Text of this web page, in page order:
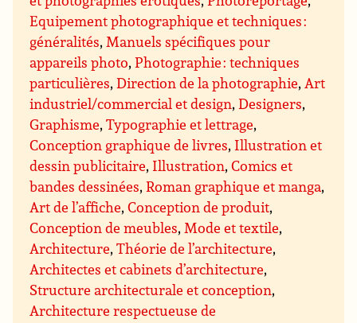
Equipement photographique et techniques :
généralités,Manuels spécifiques pour
appareils photo,Photographie : techniques
particulières,Direction de la photographie,Art
industriel/commercial et design,Designers,
Graphisme,Typographie et lettrage,
Conception graphique de livres, Illustration et
dessin publicitaire, Illustration,Comics et
bandes dessinées,Roman graphique et manga,
Art de l’affiche,Conception de produit,
Conception de meubles,Mode et textile,
Architecture,Théorie de l’architecture,
Architectes et cabinets d’architecture,
Structure architecturale et conception,
Architecture respectueuse de